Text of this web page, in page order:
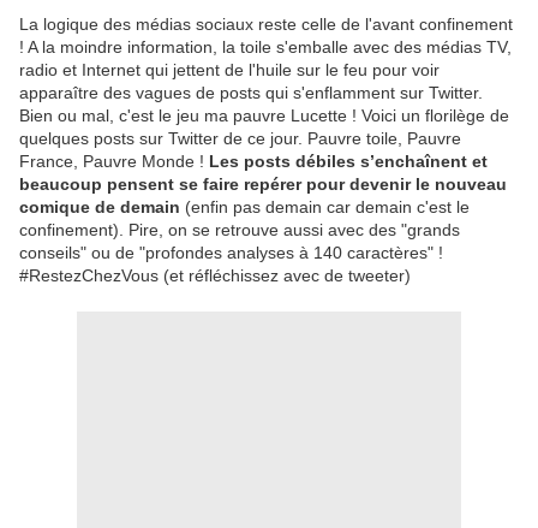
La logique des médias sociaux reste celle de l'avant confinement
! A la moindre information, la toile s'emballe avec des médias TV,
radio et Internet qui jettent de l'huile sur le feu pour voir
apparaître des vagues de posts qui s'enflamment sur Twitter.
Bien ou mal, c'est le jeu ma pauvre Lucette ! Voici un florilège de
quelques posts sur Twitter de ce jour. Pauvre toile, Pauvre
France, Pauvre Monde ! Les posts débiles s’enchaînent et
beaucoup pensent se faire repérer pour devenir le nouveau
comique de demain (enfin pas demain car demain c'est le
confinement). Pire, on se retrouve aussi avec des "grands
conseils" ou de "profondes analyses à 140 caractères" !
#RestezChezVous (et réfléchissez avec de tweeter)